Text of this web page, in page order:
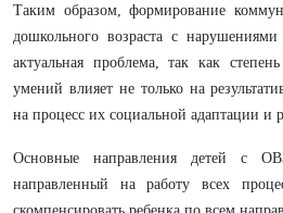
Таким образом, формирование
дошкольного возраста с
актуальная проблема, так как
умений влияет не только на
на процесс их социальной адаптации и
Основные направления детей с
направленный на работу всех